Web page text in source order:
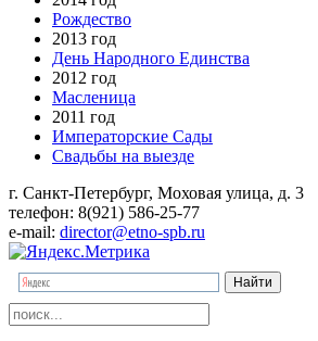
Рождество
2013 год
День Народного Единства
2012 год
Масленица
2011 год
Императорские Сады
Свадьбы на выезде
г. Санкт-Петербург, Моховая улица, д. 3
телефон: 8(921) 586-25-77
e-mail: director@etno-spb.ru